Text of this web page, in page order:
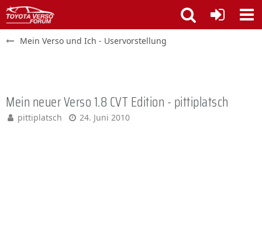
Mein Verso und Ich - Uservorstellung
Mein neuer Verso 1.8 CVT Edition - pittiplatsch
pittiplatsch 24. Juni 2010